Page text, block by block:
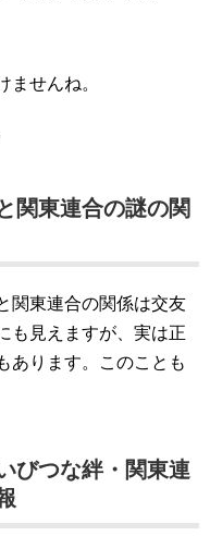
ませんね。
関東連合の謎の関
関東連合の関係は交友
も見えますが、実は正
あります。このことも
びつな絆・関東連